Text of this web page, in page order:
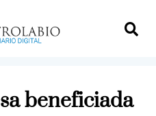
beneficiada